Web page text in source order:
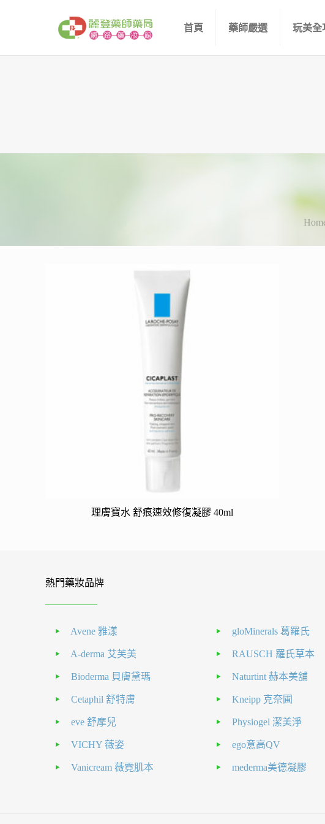
首頁 藥師嚴選 玩美全
理膚寶水 舒痕速效修復凝膠 40ml
熱門藥妝品牌
Avene 雅漾
A-derma 艾芙美
Bioderma 貝膚黛瑪
Cetaphil 舒特膚
eve 舒摩兒
VICHY 薇姿
Vanicream 薇霓肌本
gloMinerals 葛羅氏
RAUSCH 羅氏草本
Naturtint 赫本美舖
Kneipp 克奈圃
Physiogel 潔美淨
ego意高QV
mederma美德凝膠